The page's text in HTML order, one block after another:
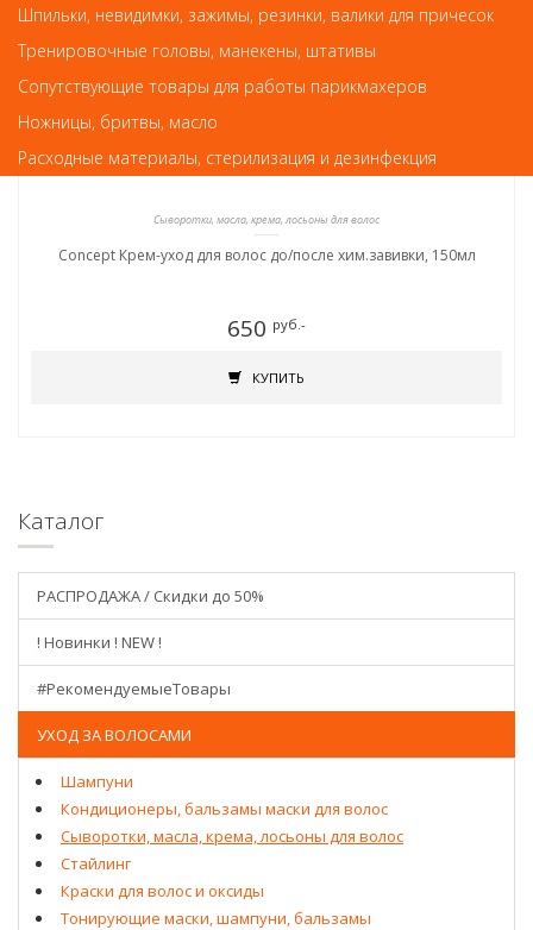
Сыворотки, масла, крема, лосьоны для волос
Concept Крем-уход для волос до/после хим.завивки, 150мл
650 руб.-
КУПИТЬ
Каталог
РАСПРОДАЖА / Скидки до 50%
! Новинки ! NEW !
#РекомендуемыеТовары
УХОД ЗА ВОЛОСАМИ
Шампуни
Кондиционеры, бальзамы маски для волос
Сыворотки, масла, крема, лосьоны для волос
Стайлинг
Краски для волос и оксиды
Тонирующие маски, шампуни, бальзамы
Шпильки, невидимки, зажимы, резинки, валики для причесок
Тренировочные головы, манекены, штативы
Сопутствующие товары для работы парикмахеров
Ножницы, бритвы, масло
Расходные материалы, стерилизация и дезинфекция